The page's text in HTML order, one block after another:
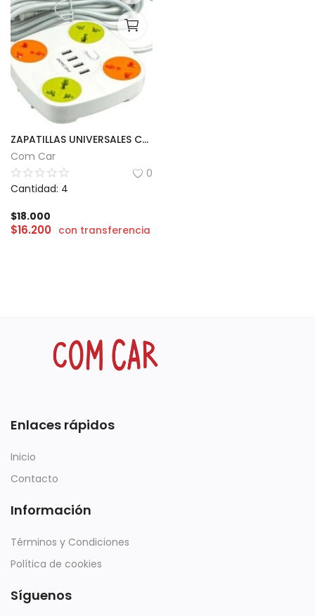
ZAPATILLAS UNIVERSALES CON USB
Com Car
0
Cantidad: 4
$18.000
$16.200 con transferencia
Enlaces rápidos
Inicio
Contacto
Información
Términos y Condiciones
Política de cookies
Síguenos